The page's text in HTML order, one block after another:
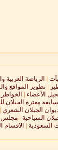
| الرياضة العربية
|تطوير المواقع
الأعضاء | الخواطر
مغترة الجبلان
الجبلان الشعري |
السياحية | مجلس
السعودية | الاقسام